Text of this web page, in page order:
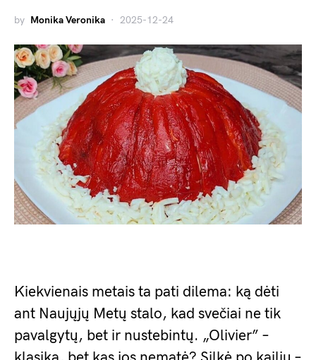
by Monika Veronika 2025-12-24
Kiekvienais metais ta pati dilema: ką dėti
ant Naujųjų Metų stalo, kad svečiai ne tik
pavalgytų, bet ir nustebintų. „Olivier” –